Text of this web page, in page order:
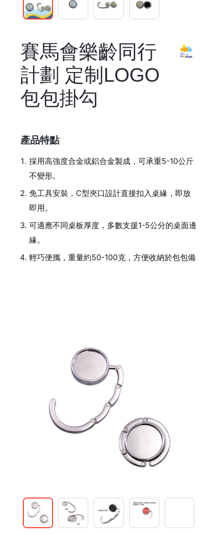
賽馬會樂齡同行
計劃 定制LOGO
包包掛勾
產品特點
採用高強度合金或鋁合金製成，可承重5-10公斤
不變形。
免工具安裝，C型夾口設計直接扣入桌緣，即放
即用。
可適應不同桌板厚度，多數支援1-5公分的桌面邊
緣。
輕巧便攜，重量約50-100克，方便收納於包包備